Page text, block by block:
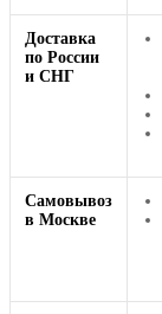
Доставка
по России
и СНГ
Самовывоз
в Москве